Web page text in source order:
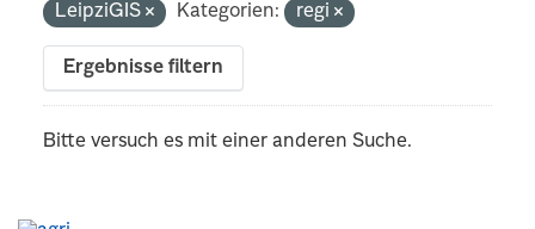
LeipziGIS
Kategorien: regi
Ergebnisse filtern
Bitte versuch es mit einer anderen Suche.